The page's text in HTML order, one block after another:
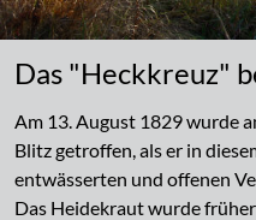
Das "Heckkreuz"
Am 13. August 1829 wurde
Blitz getroffen, als er in
entwässerten und offenen
Das Heidekraut wurde